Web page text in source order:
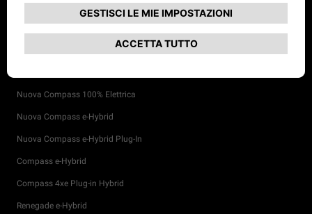
Avenger 4xe Hybrid The North Face Edition
Nuova Compass 100% Elettrica
Nuova Compass e-Hybrid
Nuova Compass e-Hybrid Plug-In
Compass e-Hybrid
Compass 4xe Plug-in Hybrid
Renegade e-Hybrid